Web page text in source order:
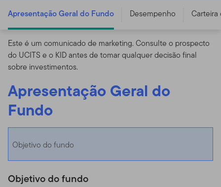
Apresentação Geral do Fundo Desempenho
Este é um comunicado de marketing. Consulte o prospecto
do UCITS e o KID antes de tomar qualquer decisão final
sobre investimentos.
Apresentação Geral do
Fundo
Objetivo do fundo
Objetivo do fundo